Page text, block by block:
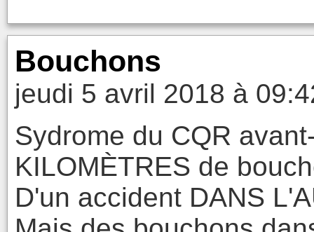
Bouchons
jeudi 5 avril 2018 à
Sydrome du CQR
KILOMÈTRES de
D'un accident DANS